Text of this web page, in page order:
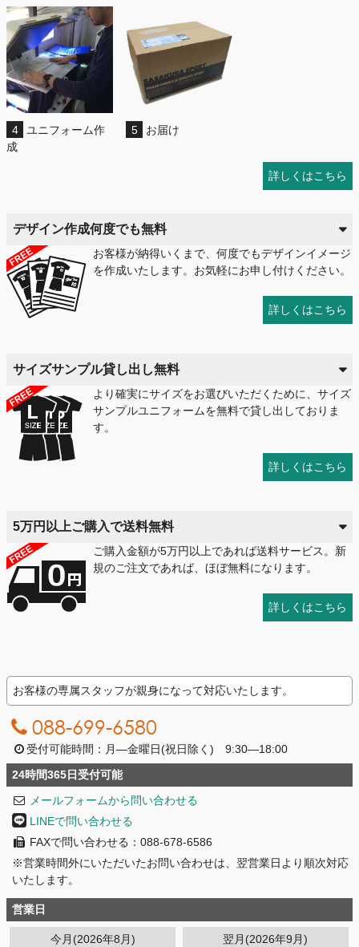
4
ユニフォーム作
成
5 お届け
詳しくはこちら
デザイン作成何度でも無料
お客様が納得いくまで、何度でもデザインイメージ
を作成いたします。お気軽にお申し付けください。
詳しくはこちら
サイズサンプル貸し出し無料
より確実にサイズをお選びいただくために、サイズ
サンプルユニフォームを無料で貸し出しておりま
す。
詳しくはこちら
5万円以上ご購入で送料無料
ご購入金額が5万円以上であれば送料サービス。新
規のご注文であれば、ほぼ無料になります。
詳しくはこちら
お客様の専属スタッフが親身になって対応いたします。
088-699-6580
受付可能時間：月―金曜日(祝日除く) 9:30―18:00
24時間365日受付可能
メールフォームから問い合わせる
LINEで問い合わせる
FAXで問い合わせる：088-678-6586
※営業時間外にいただいたお問い合わせは、翌営業日より順次対応
いたします。
営業日
今月(2026年8月)
翌月(2026年9月)